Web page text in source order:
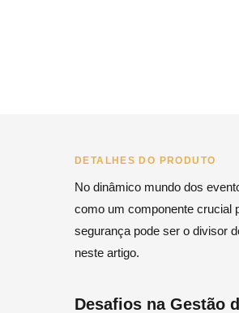
DETALHES DO PRODUTO
No dinâmico mundo dos
como um componente crucial
segurança pode ser o divisor
neste artigo.
Desafios na Gestão